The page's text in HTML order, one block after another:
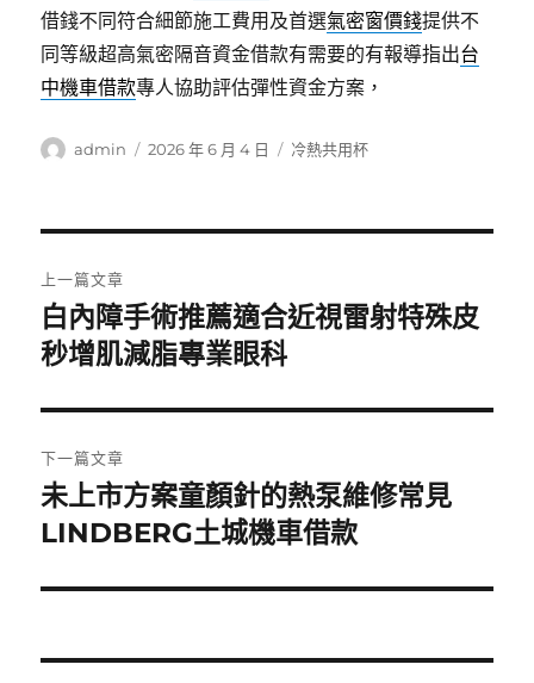
借錢不同符合細節施工費用及首選氣密窗價錢提供不
同等級超高氣密隔音資金借款有需要的有報導指出台
中機車借款專人協助評估彈性資金方案，
作
admin
發
2026 年 6 月 4 日
分
冷熱共用杯
章
導
覽
上一篇文章
上
一
文
章:
白內障手術推薦適合近視雷射特殊皮
秒增肌減脂專業眼科
下一篇文章
下
一
文
未上市方案童顏針的熱泵維修常見
LINDBERG土城機車借款